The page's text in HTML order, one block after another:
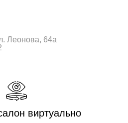
Леонова, 64а
виртуально